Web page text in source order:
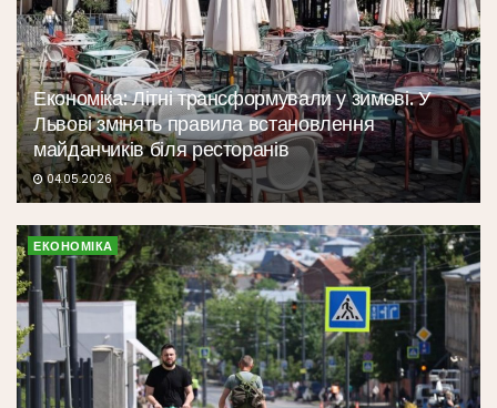
Економіка: Літні трансформували у зимові. У
Львові змінять правила встановлення
майданчиків біля ресторанів
04.05.2026
ЕКОНОМІКА